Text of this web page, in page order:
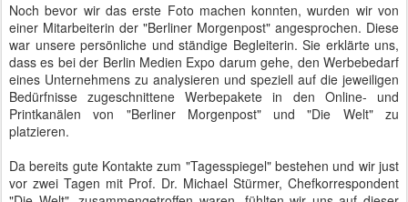
Noch bevor wir das erste Foto machen konnten, wurden wir von
einer Mitarbeiterin der "Berliner Morgenpost" angesprochen. Diese
war unsere persönliche und ständige Begleiterin. Sie erklärte uns,
dass es bei der Berlin Medien Expo darum gehe, den Werbebedarf
eines Unternehmens zu analysieren und speziell auf die jeweiligen
Bedürfnisse zugeschnittene Werbepakete in den Online- und
Printkanälen von "Berliner Morgenpost" und "Die Welt" zu
platzieren.
Da bereits gute Kontakte zum "Tagesspiegel" bestehen und wir just
vor zwei Tagen mit Prof. Dr. Michael Stürmer, Chefkorrespondent